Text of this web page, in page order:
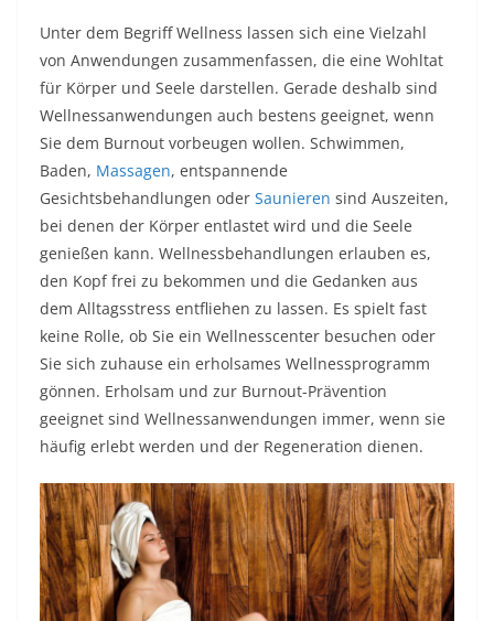
Unter dem Begriff Wellness lassen sich eine Vielzahl
von Anwendungen zusammenfassen, die eine Wohltat
für Körper und Seele darstellen. Gerade deshalb sind
Wellnessanwendungen auch bestens geeignet, wenn
Sie dem Burnout vorbeugen wollen. Schwimmen,
Baden, Massagen, entspannende
Gesichtsbehandlungen oder Saunieren sind Auszeiten,
bei denen der Körper entlastet wird und die Seele
genießen kann. Wellnessbehandlungen erlauben es,
den Kopf frei zu bekommen und die Gedanken aus
dem Alltagsstress entfliehen zu lassen. Es spielt fast
keine Rolle, ob Sie ein Wellnesscenter besuchen oder
Sie sich zuhause ein erholsames Wellnessprogramm
gönnen. Erholsam und zur Burnout-Prävention
geeignet sind Wellnessanwendungen immer, wenn sie
häufig erlebt werden und der Regeneration dienen.